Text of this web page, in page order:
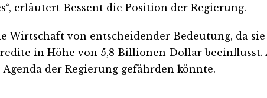
erläutert Bessent die Position der Regierung.
von entscheidender Bedeutung, da
in Höhe von 5,8 Billionen Dollar beeinflusst.
der Regierung gefährden könnte.